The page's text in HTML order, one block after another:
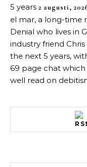
5 years 2 augusti,
el mar, a long-time
Denial who lives in
industry friend
the next 5 years,
69 page chat which
well read on